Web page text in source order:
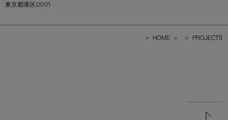
東京都港区(2017)
> HOME > > PROJECTS